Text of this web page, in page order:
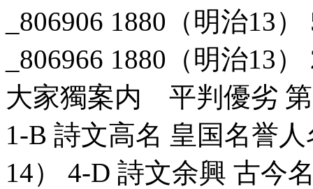
_806906 1880（明治13
_806966 1880（明治13
大家獨案内 平判優劣 第
1-B 詩文高名 皇国名誉
14） 4-D 詩文余興 古今